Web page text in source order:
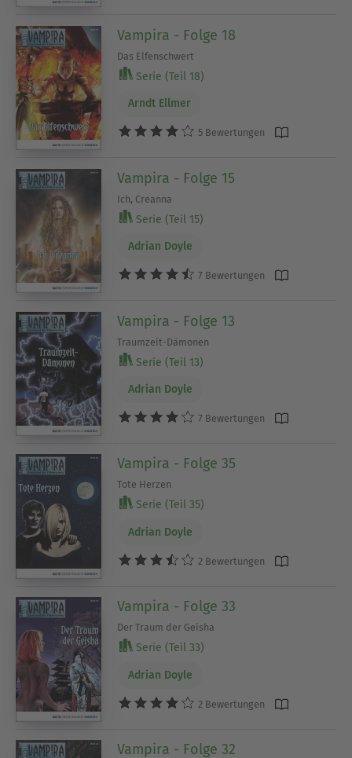
Vampira - Folge 18
Das Elfenschwert
Serie (Teil 18)
Arndt Ellmer
5 Bewertungen
Vampira - Folge 15
Ich, Creanna
Serie (Teil 15)
Adrian Doyle
7 Bewertungen
Vampira - Folge 13
Traumzeit-Dämonen
Serie (Teil 13)
Adrian Doyle
7 Bewertungen
Vampira - Folge 35
Tote Herzen
Serie (Teil 35)
Adrian Doyle
2 Bewertungen
Vampira - Folge 33
Der Traum der Geisha
Serie (Teil 33)
Adrian Doyle
2 Bewertungen
Vampira - Folge 32